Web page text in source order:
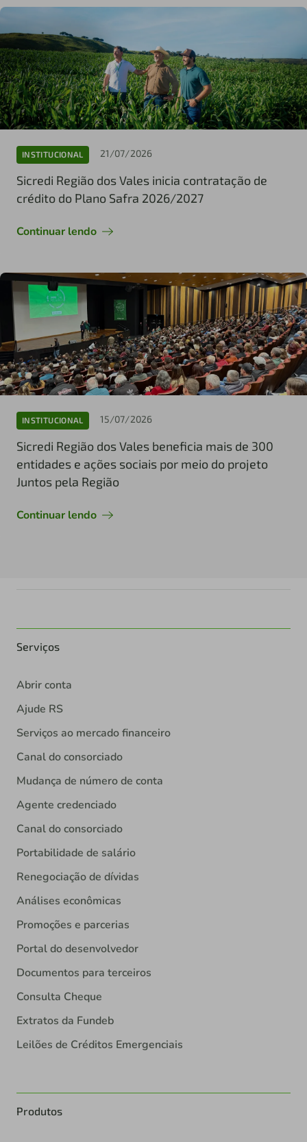
INSTITUCIONAL 21/07/2026
Sicredi Região dos Vales inicia contratação de
crédito do Plano Safra 2026/2027
Continuar lendo
INSTITUCIONAL 15/07/2026
Sicredi Região dos Vales beneficia mais de 300
entidades e ações sociais por meio do projeto
Juntos pela Região
Continuar lendo
Serviços
Abrir conta
Ajude RS
Serviços ao mercado financeiro
Canal do consorciado
Mudança de número de conta
Agente credenciado
Canal do consorciado
Portabilidade de salário
Renegociação de dívidas
Análises econômicas
Promoções e parcerias
Portal do desenvolvedor
Documentos para terceiros
Consulta Cheque
Extratos da Fundeb
Leilões de Créditos Emergenciais
Produtos